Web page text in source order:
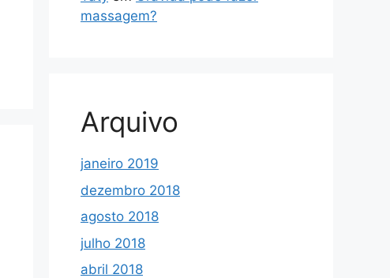
massagem?
Arquivo
janeiro 2019
dezembro 2018
agosto 2018
julho 2018
abril 2018